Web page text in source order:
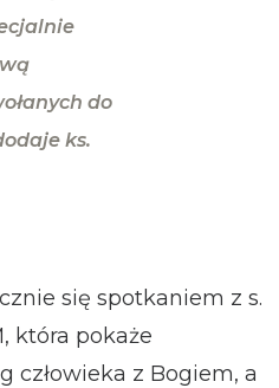
do
ks.
się spotkaniem z s.
która pokaże
człowieka z Bogiem, a